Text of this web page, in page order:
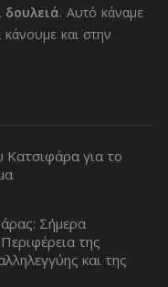
δουλειά. Αυτό κάναμε
και στην
για το
Σήμερα
της
και της